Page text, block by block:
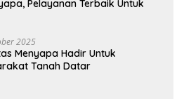
Pelayanan Terbaik Untuk
2025
Menyapa Hadir Untuk
Tanah Datar